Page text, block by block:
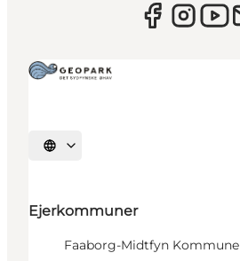
Vælg sprog
Ejerkommuner
Faaborg-Midtfyn Kommune